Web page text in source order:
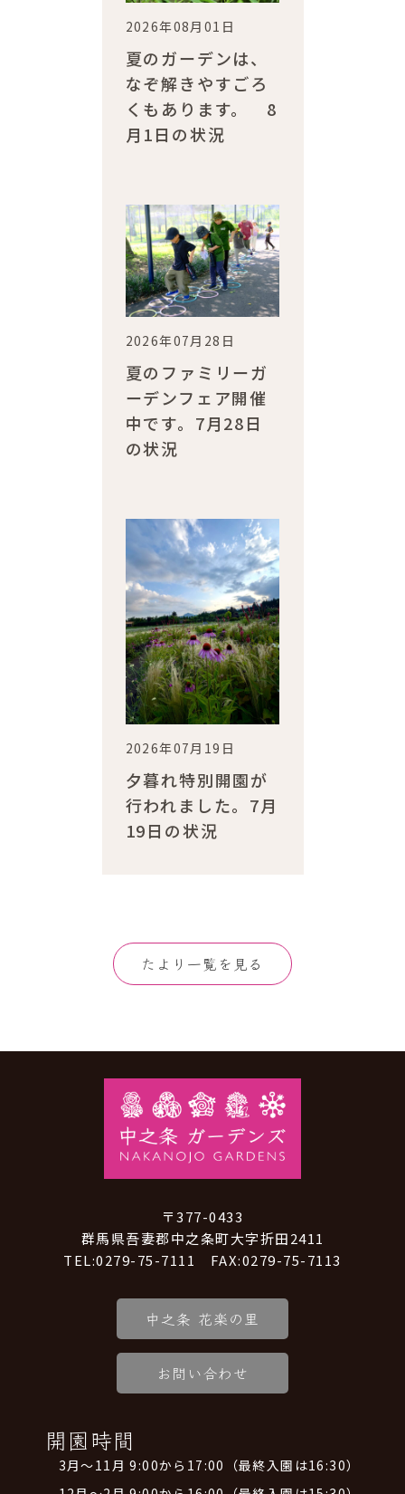
2026年08月01日
夏のガーデンは、
なぞ解きやすごろ
くもあります。 8
月1日の状況
2026年07月28日
夏のファミリーガ
ーデンフェア開催
中です。7月28日
の状況
2026年07月19日
夕暮れ特別開園が
行われました。7月
19日の状況
たより一覧を見る
〒377-0433
群馬県吾妻郡中之条町大字折田2411
TEL:0279-75-7111 FAX:0279-75-7113
中之条 花楽の里
お問い合わせ
開園時間
3月～11月 9:00から17:00（最終入園は16:30）